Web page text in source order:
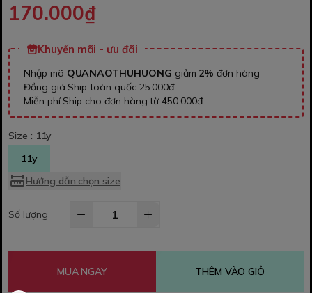
170.000₫
Khuyến mãi - ưu đãi
Nhập mã QUANAOTHUHUONG giảm 2% đơn hàng
Đồng giá Ship toàn quốc 25.000đ
Miễn phí Ship cho đơn hàng từ 450.000đ
Size : 11y
11y
Hướng dẫn chọn size
Số lượng
MUA NGAY THÊM VÀO GIỎ